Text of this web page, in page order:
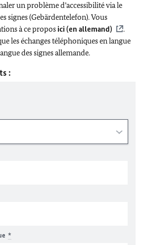
un problème d’accessibilité via le
signes (Gebärdentelefon). Vous
à ce propos ici (en allemand)
.
les échanges téléphoniques en langue
des signes allemande.
:
*